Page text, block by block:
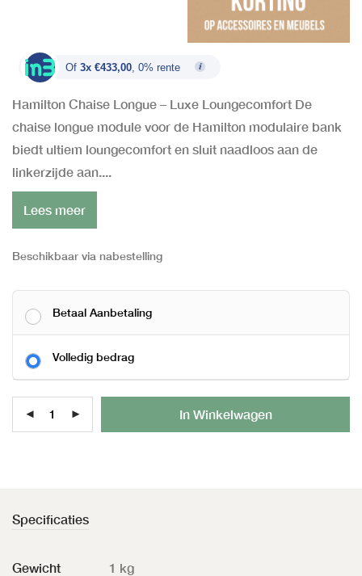
Of 3x €433,00 , 0% rente
Hamilton Chaise Longue – Luxe Loungecomfort De
chaise longue module voor de Hamilton modulaire bank
biedt ultiem loungecomfort en sluit naadloos aan de
linkerzijde aan....
Lees meer
Beschikbaar via nabestelling
Betaal Aanbetaling
Volledig bedrag
In Winkelwagen
Specificaties
Gewicht 1 kg